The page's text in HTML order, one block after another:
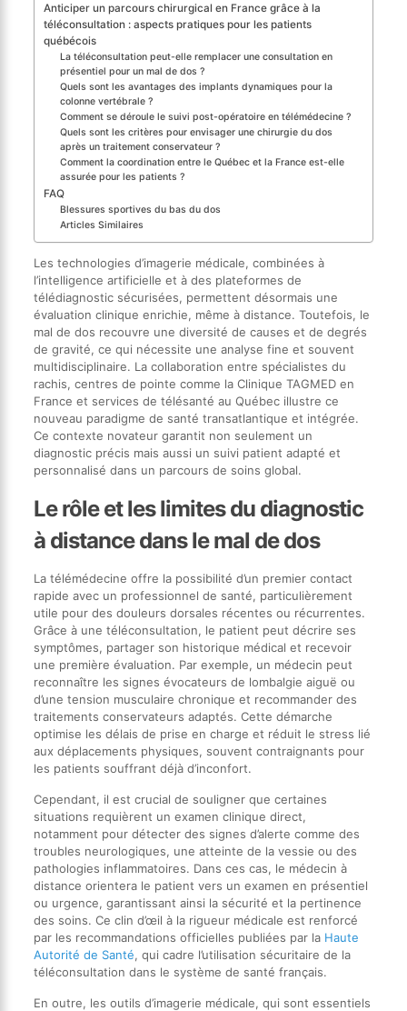
Anticiper un parcours chirurgical en France grâce à la
téléconsultation : aspects pratiques pour les patients
québécois
La téléconsultation peut-elle remplacer une consultation en
présentiel pour un mal de dos ?
Quels sont les avantages des implants dynamiques pour la
colonne vertébrale ?
Comment se déroule le suivi post-opératoire en télémédecine ?
Quels sont les critères pour envisager une chirurgie du dos
après un traitement conservateur ?
Comment la coordination entre le Québec et la France est-elle
assurée pour les patients ?
FAQ
Blessures sportives du bas du dos
Articles Similaires
Les technologies d’imagerie médicale, combinées à
l’intelligence artificielle et à des plateformes de
télédiagnostic sécurisées, permettent désormais une
évaluation clinique enrichie, même à distance. Toutefois, le
mal de dos recouvre une diversité de causes et de degrés
de gravité, ce qui nécessite une analyse fine et souvent
multidisciplinaire. La collaboration entre spécialistes du
rachis, centres de pointe comme la Clinique TAGMED en
France et services de télésanté au Québec illustre ce
nouveau paradigme de santé transatlantique et intégrée.
Ce contexte novateur garantit non seulement un
diagnostic précis mais aussi un suivi patient adapté et
personnalisé dans un parcours de soins global.
Le rôle et les limites du diagnostic
à distance dans le mal de dos
La télémédecine offre la possibilité d’un premier contact
rapide avec un professionnel de santé, particulièrement
utile pour des douleurs dorsales récentes ou récurrentes.
Grâce à une téléconsultation, le patient peut décrire ses
symptômes, partager son historique médical et recevoir
une première évaluation. Par exemple, un médecin peut
reconnaître les signes évocateurs de lombalgie aiguë ou
d’une tension musculaire chronique et recommander des
traitements conservateurs adaptés. Cette démarche
optimise les délais de prise en charge et réduit le stress lié
aux déplacements physiques, souvent contraignants pour
les patients souffrant déjà d’inconfort.
Cependant, il est crucial de souligner que certaines
situations requièrent un examen clinique direct,
notamment pour détecter des signes d’alerte comme des
troubles neurologiques, une atteinte de la vessie ou des
pathologies inflammatoires. Dans ces cas, le médecin à
distance orientera le patient vers un examen en présentiel
ou urgence, garantissant ainsi la sécurité et la pertinence
des soins. Ce clin d’œil à la rigueur médicale est renforcé
par les recommandations officielles publiées par la Haute
Autorité de Santé, qui cadre l’utilisation sécuritaire de la
téléconsultation dans le système de santé français.
En outre, les outils d’imagerie médicale, qui sont essentiels